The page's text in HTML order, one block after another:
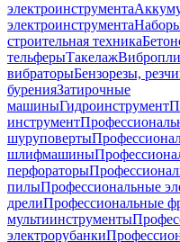
электроинструмента
электроинструмента
строительная техника
тельферыТакелаж
вибраторыБензорезы,
буренияЗатирочные
машиныГидроинструмент
инструмент
шуруповерты
шлифмашины
перфораторы
пилыПрофессиональные
дрелиПрофессиональные
мультиинструменты
электрорубанки